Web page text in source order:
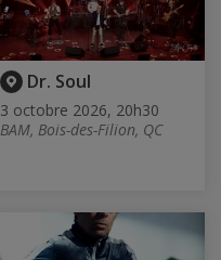
Dr. Soul
3 octobre 2026, 20h30
BAM, Bois-des-Filion, QC